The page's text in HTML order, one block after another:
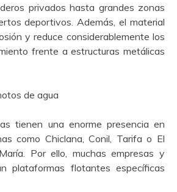
privados hasta grandes zonas
deportivos. Además, el material
y reduce considerablemente los
frente a estructuras metálicas
de agua
tienen una enorme presencia en
como Chiclana, Conil, Tarifa o El
Por ello, muchas empresas y
plataformas flotantes específicas